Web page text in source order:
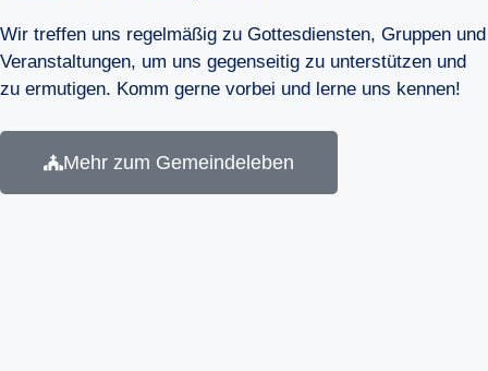
Wir treffen uns regelmäßig zu Gottesdiensten, Gruppen und
Veranstaltungen, um uns gegenseitig zu unterstützen und
zu ermutigen. Komm gerne vorbei und lerne uns kennen!
Mehr zum Gemeindeleben